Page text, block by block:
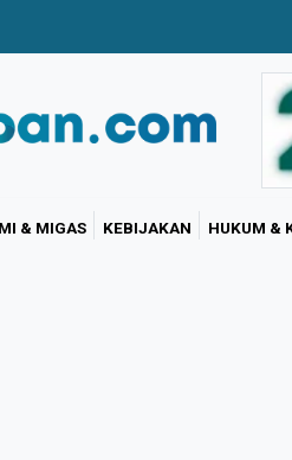
& MIGAS KEBIJAKAN HUKUM &